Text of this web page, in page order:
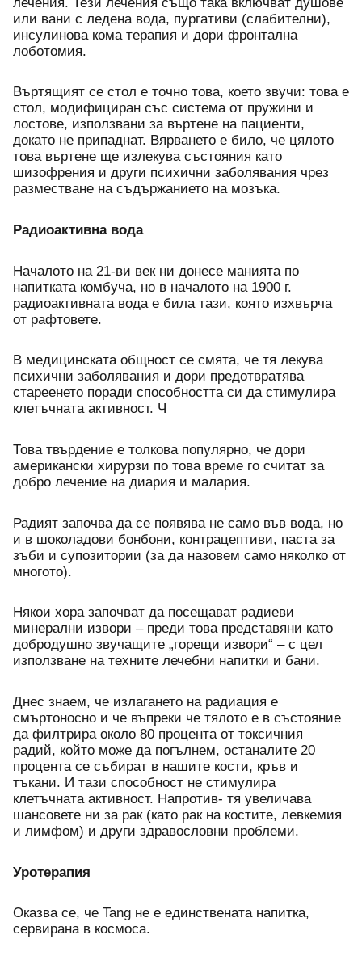
или вани с ледена вода, пургативи (слабителни),
инсулинова кома терапия и дори фронтална
лоботомия.
Въртящият се стол е точно това, което звучи: това е
стол, модифициран със система от пружини и
лостове, използвани за въртене на пациенти,
докато не припаднат. Вярването е било, че цялото
това въртене ще излекува състояния като
шизофрения и други психични заболявания чрез
разместване на съдържанието на мозъка.
Радиоактивна вода
Началото на 21-ви век ни донесе манията по
напитката комбуча, но в началото на 1900 г.
радиоактивната вода е била тази, която изхвърча
от рафтовете.
В медицинската общност се смята, че тя лекува
психични заболявания и дори предотвратява
стареенето поради способността си да стимулира
клетъчната активност. Ч
Това твърдение е толкова популярно, че дори
американски хирурзи по това време го считат за
добро лечение на диария и малария.
Радият започва да се появява не само във вода, но
и в шоколадови бонбони, контрацептиви, паста за
зъби и супозитории (за да назовем само няколко от
многото).
Някои хора започват да посещават радиеви
минерални извори – преди това представяни като
добродушно звучащите „горещи извори“ – с цел
използване на техните лечебни напитки и бани.
Днес знаем, че излагането на радиация е
смъртоносно и че въпреки че тялото е в състояние
да филтрира около 80 процента от токсичния
радий, който може да погълнем, останалите 20
процента се събират в нашите кости, кръв и
тъкани. И тази способност не стимулира
клетъчната активност. Напротив- тя увеличава
шансовете ни за рак (като рак на костите, левкемия
и лимфом) и други здравословни проблеми.
Уротерапия
Оказва се, че Tang не е единствената напитка,
сервирана в космоса.